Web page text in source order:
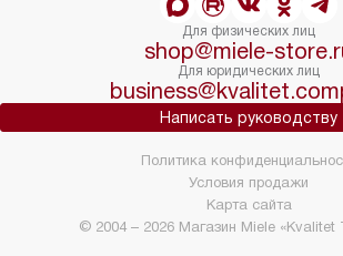
Для физических лиц
shop@miele-
Для юридических лиц
Написать руководству
© 2004 – 2026 Магазин Miele «Kvalitet
Политика
Условия продажи
Карта сайта